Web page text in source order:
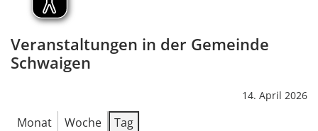
Veranstaltungen in der Gemeinde
Schwaigen
14. April 2026
Monat Woche Tag